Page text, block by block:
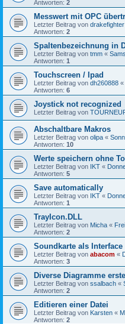
Antworten: 2
Messwert mit OPC
Letzter Beitrag von drakefighter
Antworten: 2
Spaltenbezeichnung in
Letzter Beitrag von tmm «
Antworten: 1
Touchscreen / Ipad
Letzter Beitrag von dh260888 «
Antworten: 6
Joystick not recognized
Letzter Beitrag von
Abschaltbare Makros
Letzter Beitrag von olipa «
Antworten: 10
Werte speichern ohne
Letzter Beitrag von IKT «
Antworten: 5
Save automatically
Letzter Beitrag von IKT «
Antworten: 1
TrayIcon.DLL
Letzter Beitrag von Micha «
Antworten: 2
Soundkarte als Interface
Letzter Beitrag von abacom «
Antworten: 3
Diverse Diagramme
Letzter Beitrag von ssalbach «
Antworten: 2
Editieren einer Datei
Letzter Beitrag von Karsten «
Antworten: 2